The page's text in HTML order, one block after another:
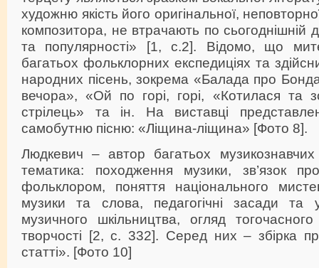
художню якість його оригінальної,
композитора, не втрачають по сьогоднішній
та популярності» [1, с.2]. Відомо, що
багатьох фольклорних експедиціях та
народних пісень, зокрема «Балада про
вечора», «Ой по горі, горі, «Котилася та
стрілець» та ін. На виставці
самобутню пісню: «Ліщина-ліщина» [Фото 8].
Людкевич – автор багатьох
тематика: походження музики, зв’язок
фольклором, поняття національного
музики та слова, педагогічні засади та
музичного шкільництва, огляд
творчості [2, с. 332]. Серед них – збірка
статті». [Фото 10]